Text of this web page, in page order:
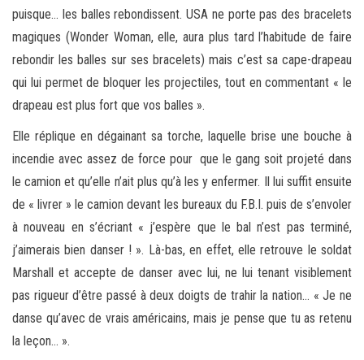
puisque… les balles rebondissent. USA ne porte pas des bracelets
magiques (Wonder Woman, elle, aura plus tard l’habitude de faire
rebondir les balles sur ses bracelets) mais c’est sa cape-drapeau
qui lui permet de bloquer les projectiles, tout en commentant « le
drapeau est plus fort que vos balles ».
Elle réplique en dégainant sa torche, laquelle brise une bouche à
incendie avec assez de force pour que le gang soit projeté dans
le camion et qu’elle n’ait plus qu’à les y enfermer. Il lui suffit ensuite
de « livrer » le camion devant les bureaux du F.B.I. puis de s’envoler
à nouveau en s’écriant « j’espère que le bal n’est pas terminé,
j’aimerais bien danser ! ». Là-bas, en effet, elle retrouve le soldat
Marshall et accepte de danser avec lui, ne lui tenant visiblement
pas rigueur d’être passé à deux doigts de trahir la nation… « Je ne
danse qu’avec de vrais américains, mais je pense que tu as retenu
la leçon… ».